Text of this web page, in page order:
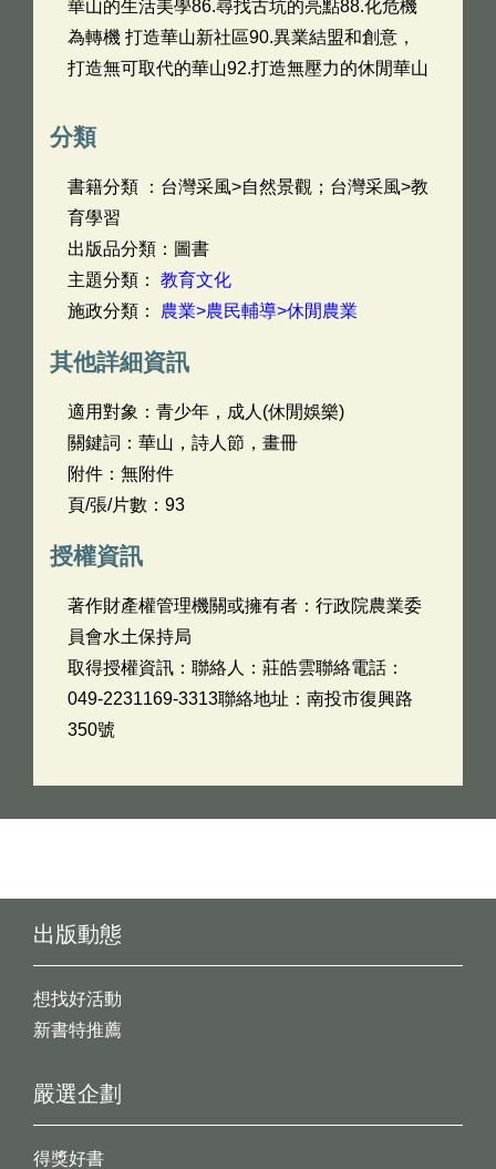
華山的生活美學86.尋找古坑的亮點88.化危機
為轉機 打造華山新社區90.異業結盟和創意，
打造無可取代的華山92.打造無壓力的休閒華山
分類
書籍分類 ：台灣采風>自然景觀；台灣采風>教
育學習
出版品分類：圖書
主題分類： 教育文化
施政分類： 農業>農民輔導>休閒農業
其他詳細資訊
適用對象：青少年，成人(休閒娛樂)
關鍵詞：華山，詩人節，畫冊
附件：無附件
頁/張/片數：93
授權資訊
著作財產權管理機關或擁有者：行政院農業委
員會水土保持局
取得授權資訊：聯絡人：莊皓雲聯絡電話：
049-2231169-3313聯絡地址：南投市復興路
350號
出版動態
想找好活動
新書特推薦
嚴選企劃
得獎好書